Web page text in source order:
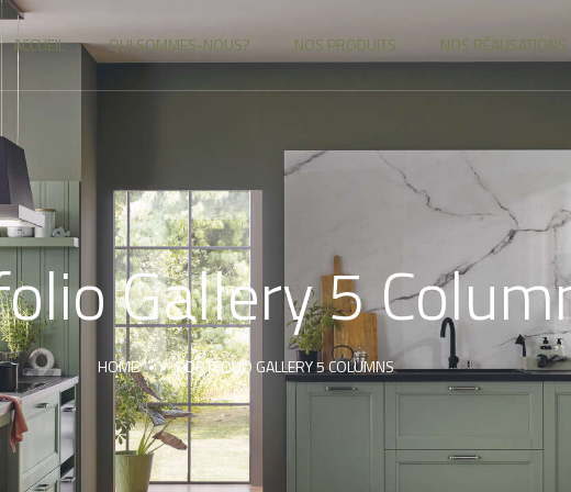
ACCUEIL QUI SOMMES-NOUS? NOS PRODUITS NOS RÉALISATIONS
Gallery 5
HOME PORTFOLIO GALLERY 5 COLUMNS